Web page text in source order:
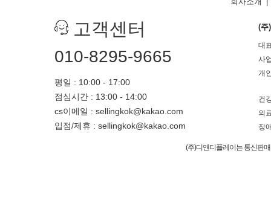
고객센터
010-8295-9665
평일 : 10:00 - 17:00
점심시간 : 13:00 - 14:00
cs이메일 : sellingkok@kakao.com
입점/제휴 : sellingkok@kakao.com
(주
대
사
개
건
의
장
(주)디앤디플레이는 통신판